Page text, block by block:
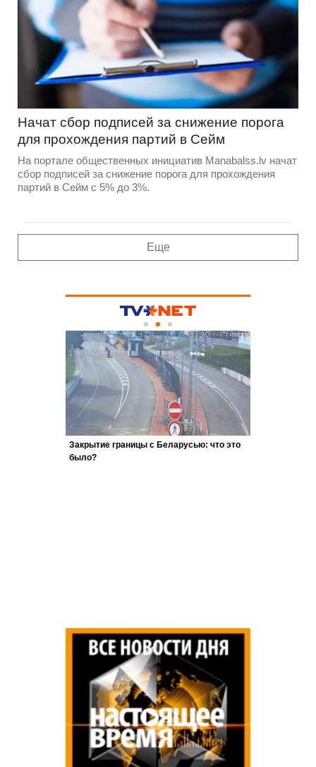
Hачат сбор подписей за снижение порога
для прохождения партий в Сейм
На портале общественных инициатив Manabalss.lv начат
сбор подписей за снижение порога для прохождения
партий в Сейм с 5% до 3%.
Еще